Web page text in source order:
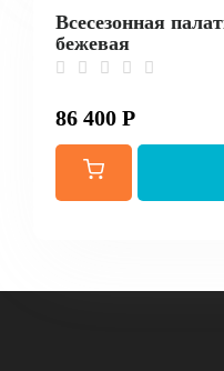
Всесезонная
бежевая
86 400 Р